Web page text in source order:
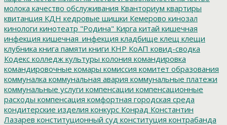
молока качество обслуживания Кванториум квартиры
квитанция КДН кедровые шишки Кемерово кинозал
кинологи кинотеатр "Родина" Кирга китай кишечная
инфекция кишечная_инфекция кладбище клещ клещи
клубника книга памяти книги КНР КоАП ковид-сводка
Кодекс колледж культуры колония командировка
командировочные комары комиссия комитет образования
коммуналка коммунальная авария коммунальные платежи
коммунальные услуги компенсации компенсационные
расходы компенсация комфортная городская среда
кондитерские изделия конкурс Конрад Константин
Лазарев конституционный суд конституция контрабанда